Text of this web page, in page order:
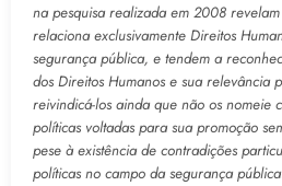
na pesquisa realizada em 2008
relaciona exclusivamente Direitos
segurança pública, e tendem a
dos Direitos Humanos e sua relevância
reivindicá-los ainda que não os nomeie
políticas voltadas para sua promoção
pese à existência de contradições
políticas no campo da segurança